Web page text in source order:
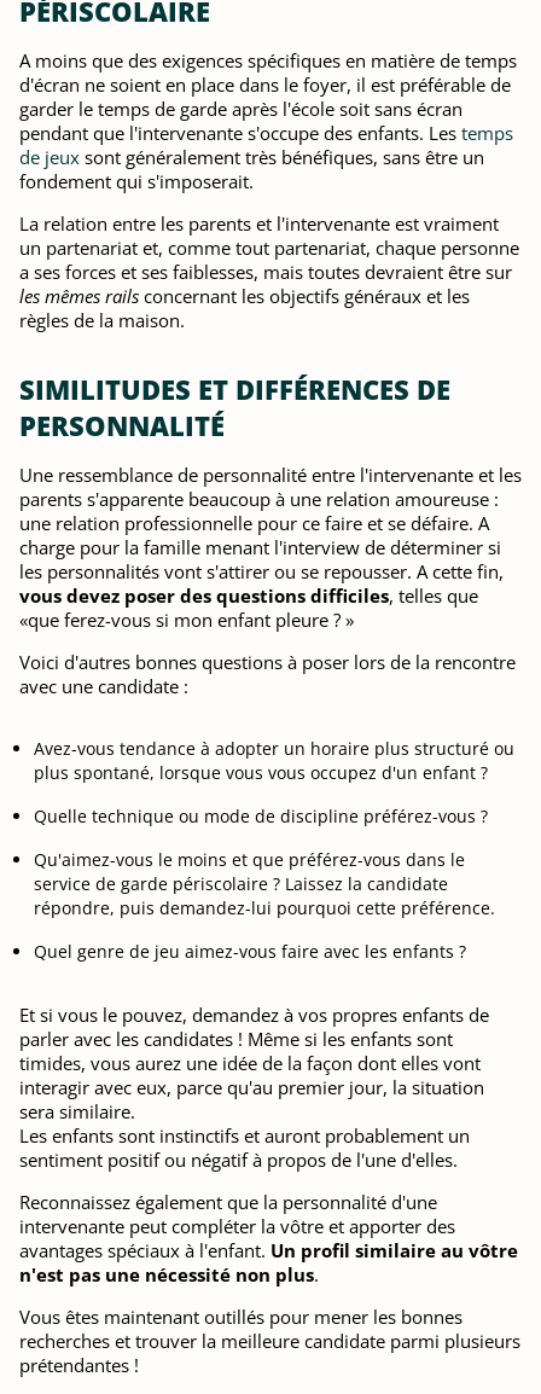
PÉRISCOLAIRE
A moins que des exigences spécifiques en matière de temps
d'écran ne soient en place dans le foyer, il est préférable de
garder le temps de garde après l'école soit sans écran
pendant que l'intervenante s'occupe des enfants. Les temps
de jeux sont généralement très bénéfiques, sans être un
fondement qui s'imposerait.
La relation entre les parents et l'intervenante est vraiment
un partenariat et, comme tout partenariat, chaque personne
a ses forces et ses faiblesses, mais toutes devraient être sur
les mêmes rails concernant les objectifs généraux et les
règles de la maison.
SIMILITUDES ET DIFFÉRENCES DE
PERSONNALITÉ
Une ressemblance de personnalité entre l'intervenante et les
parents s'apparente beaucoup à une relation amoureuse :
une relation professionnelle pour ce faire et se défaire. A
charge pour la famille menant l'interview de déterminer si
les personnalités vont s'attirer ou se repousser. A cette fin,
vous devez poser des questions difficiles, telles que
«que ferez-vous si mon enfant pleure ? »
Voici d'autres bonnes questions à poser lors de la rencontre
avec une candidate :
Avez-vous tendance à adopter un horaire plus structuré ou
plus spontané, lorsque vous vous occupez d'un enfant ?
Quelle technique ou mode de discipline préférez-vous ?
Qu'aimez-vous le moins et que préférez-vous dans le
service de garde périscolaire ? Laissez la candidate
répondre, puis demandez-lui pourquoi cette préférence.
Quel genre de jeu aimez-vous faire avec les enfants ?
Et si vous le pouvez, demandez à vos propres enfants de
parler avec les candidates ! Même si les enfants sont
timides, vous aurez une idée de la façon dont elles vont
interagir avec eux, parce qu'au premier jour, la situation
sera similaire.
Les enfants sont instinctifs et auront probablement un
sentiment positif ou négatif à propos de l'une d'elles.
Reconnaissez également que la personnalité d'une
intervenante peut compléter la vôtre et apporter des
avantages spéciaux à l'enfant. Un profil similaire au vôtre
n'est pas une nécessité non plus.
Vous êtes maintenant outillés pour mener les bonnes
recherches et trouver la meilleure candidate parmi plusieurs
prétendantes !